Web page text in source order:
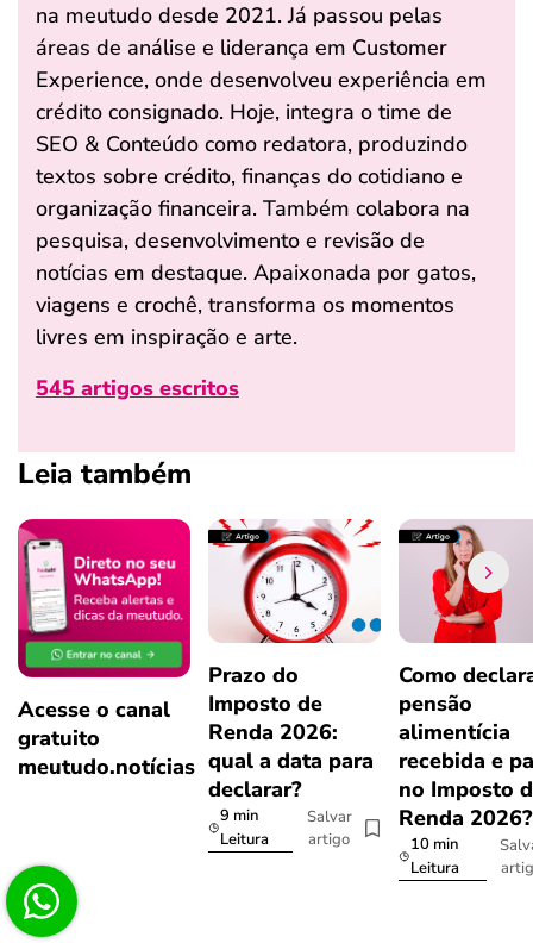
na meutudo desde 2021. Já passou pelas
áreas de análise e liderança em Customer
Experience, onde desenvolveu experiência em
crédito consignado. Hoje, integra o time de
SEO & Conteúdo como redatora, produzindo
textos sobre crédito, finanças do cotidiano e
organização financeira. Também colabora na
pesquisa, desenvolvimento e revisão de
notícias em destaque. Apaixonada por gatos,
viagens e crochê, transforma os momentos
livres em inspiração e arte.
545 artigos escritos
Leia também
Acesse o canal
gratuito
meutudo.notícias
Prazo do
Imposto de
Renda 2026:
qual a data para
declarar?
9 min
Leitura
Salvar
artigo
Como
pensão
alimentícia
recebida e
no Imposto
Renda
10 min
Leitura